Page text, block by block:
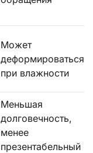
Может
деформироваться
при влажности
Меньшая
долговечность,
менее
презентабельный